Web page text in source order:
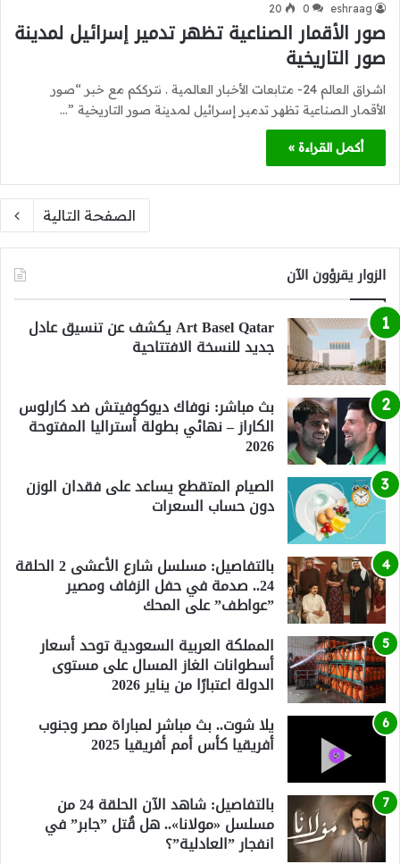
eshraag
0
20
صور الأقمار الصناعية تظهر تدمير إسرائيل لمدينة
صور التاريخية
اشراق العالم 24- متابعات الأخبار العالمية . نترككم مع خبر “صور
الأقمار الصناعية تظهر تدمير إسرائيل لمدينة صور التاريخية ”…
أكمل القراءة »
الصفحة التالية
الزوار يقرؤون الآن
Art Basel Qatar يكشف عن تنسيق عادل
جديد للنسخة الافتتاحية
بث مباشر: نوفاك ديوكوفيتش ضد كارلوس
الكاراز – نهائي بطولة أستراليا المفتوحة
2026
الصيام المتقطع يساعد على فقدان الوزن
دون حساب السعرات
بالتفاصيل: مسلسل شارع الأعشى 2 الحلقة
24.. صدمة في حفل الزفاف ومصير
”عواطف” على المحك
المملكة العربية السعودية توحد أسعار
أسطوانات الغاز المسال على مستوى
الدولة اعتبارًا من يناير 2026
يلا شوت.. بث مباشر لمباراة مصر وجنوب
أفريقيا كأس أمم أفريقيا 2025
بالتفاصيل: شاهد الآن الحلقة 24 من
مسلسل «مولانا».. هل قُتل ”جابر” في
انفجار ”العادلية”؟